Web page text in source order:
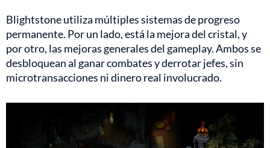
Blightstone utiliza múltiples sistemas de progreso
permanente. Por un lado, está la mejora del cristal, y
por otro, las mejoras generales del gameplay. Ambos se
desbloquean al ganar combates y derrotar jefes, sin
microtransacciones ni dinero real involucrado.